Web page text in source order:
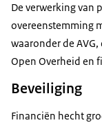
De verwerking van
overeenstemming
waaronder de
Open Overheid en
Beveiliging
Financiën hecht